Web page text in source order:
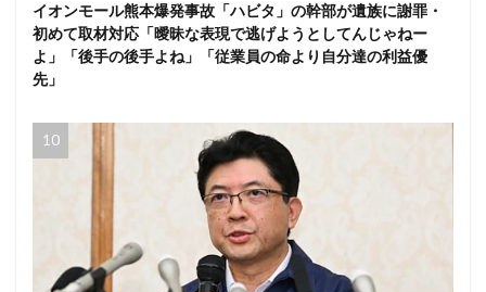
イオンモール熊本爆発事故「ハビタ」の幹部が遺族に謝罪・
初めて取材対応「曖昧な表現で逃げようとしてんじゃねー
よ」「後手の後手よね」「従業員の命より自分達の利益優
先」